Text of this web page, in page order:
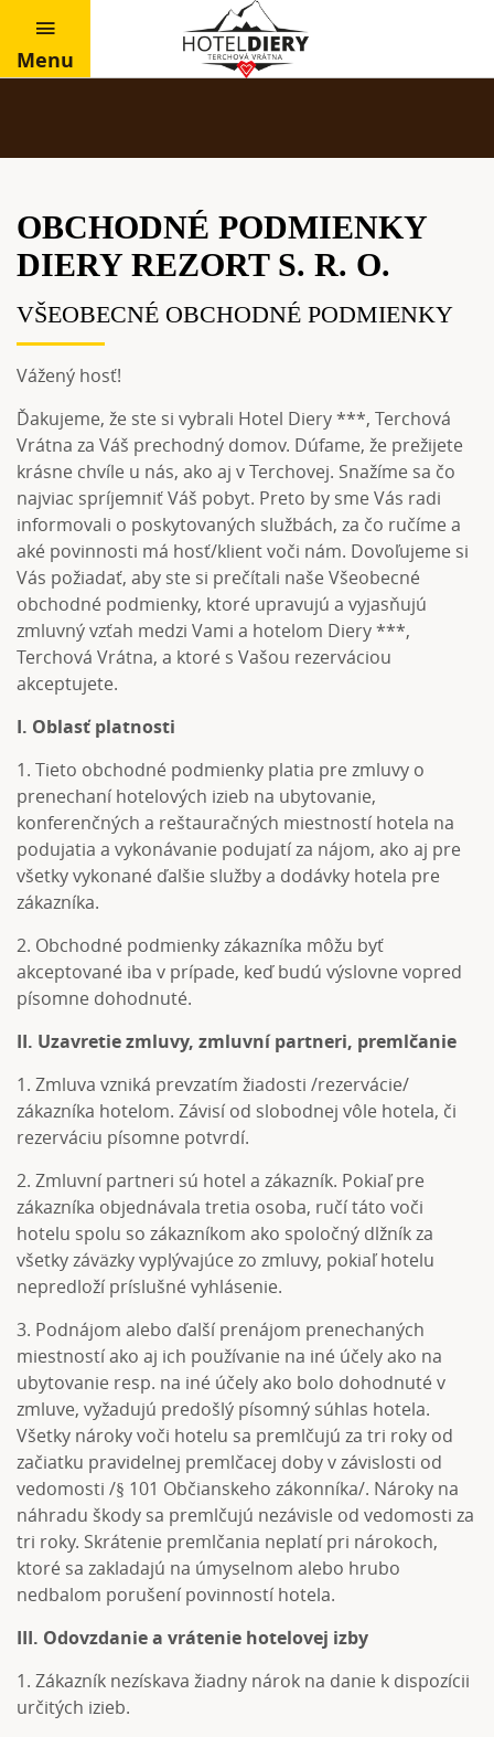
Menu
OBCHODNÉ PODMIENKY
DIERY REZORT S. R. O.
VŠEOBECNÉ OBCHODNÉ PODMIENKY
Vážený hosť!
Ďakujeme, že ste si vybrali Hotel Diery ***, Terchová
Vrátna za Váš prechodný domov. Dúfame, že prežijete
krásne chvíle u nás, ako aj v Terchovej. Snažíme sa čo
najviac spríjemniť Váš pobyt. Preto by sme Vás radi
informovali o poskytovaných službách, za čo ručíme a
aké povinnosti má hosť/klient voči nám. Dovoľujeme si
Vás požiadať, aby ste si prečítali naše Všeobecné
obchodné podmienky, ktoré upravujú a vyjasňujú
zmluvný vzťah medzi Vami a hotelom Diery ***,
Terchová Vrátna, a ktoré s Vašou rezerváciou
akceptujete.
I. Oblasť platnosti
1. Tieto obchodné podmienky platia pre zmluvy o
prenechaní hotelových izieb na ubytovanie,
konferenčných a reštauračných miestností hotela na
podujatia a vykonávanie podujatí za nájom, ako aj pre
všetky vykonané ďalšie služby a dodávky hotela pre
zákazníka.
2. Obchodné podmienky zákazníka môžu byť
akceptované iba v prípade, keď budú výslovne vopred
písomne dohodnuté.
II. Uzavretie zmluvy, zmluvní partneri, premlčanie
1. Zmluva vzniká prevzatím žiadosti /rezervácie/
zákazníka hotelom. Závisí od slobodnej vôle hotela, či
rezerváciu písomne potvrdí.
2. Zmluvní partneri sú hotel a zákazník. Pokiaľ pre
zákazníka objednávala tretia osoba, ručí táto voči
hotelu spolu so zákazníkom ako spoločný dlžník za
všetky záväzky vyplývajúce zo zmluvy, pokiaľ hotelu
nepredloží príslušné vyhlásenie.
3. Podnájom alebo ďalší prenájom prenechaných
miestností ako aj ich používanie na iné účely ako na
ubytovanie resp. na iné účely ako bolo dohodnuté v
zmluve, vyžadujú predošlý písomný súhlas hotela.
Všetky nároky voči hotelu sa premlčujú za tri roky od
začiatku pravidelnej premlčacej doby v závislosti od
vedomosti /§ 101 Občianskeho zákonníka/. Nároky na
náhradu škody sa premlčujú nezávisle od vedomosti za
tri roky. Skrátenie premlčania neplatí pri nárokoch,
ktoré sa zakladajú na úmyselnom alebo hrubo
nedbalom porušení povinností hotela.
III. Odovzdanie a vrátenie hotelovej izby
1. Zákazník nezískava žiadny nárok na danie k dispozícii
určitých izieb.